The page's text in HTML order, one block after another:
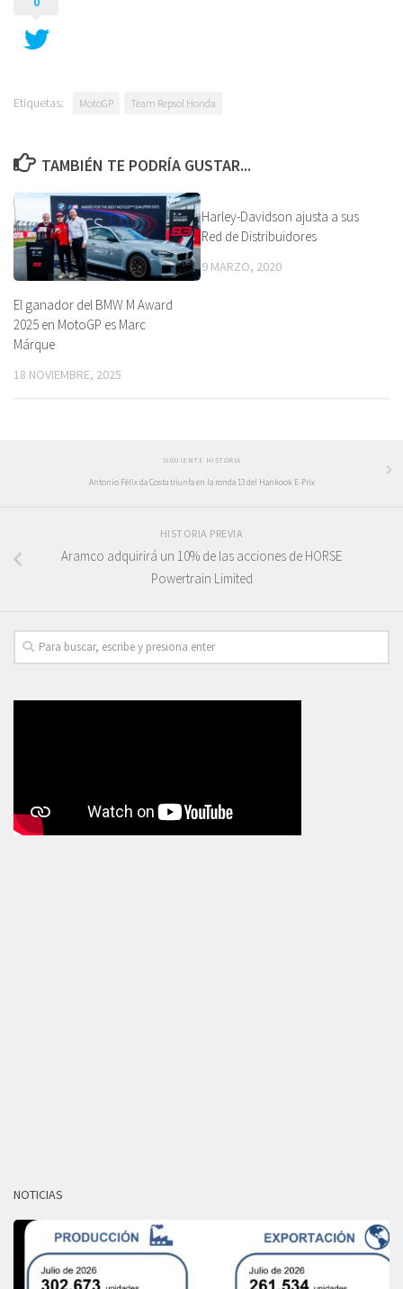
Etiquetas: MotoGP Team Repsol Honda
TAMBIÉN TE PODRÍA GUSTAR...
El ganador del BMW M Award
2025 en MotoGP es Marc
Márque
18 NOVIEMBRE, 2025
Harley-Davidson ajusta a sus
Red de Distribuidores
9 MARZO, 2020
SIGUIENTE HISTORIA
Antonio Félix da Costa triunfa en la ronda 13 del Hankook E-Prix
HISTORIA PREVIA
Aramco adquirirá un 10% de las acciones de HORSE
Powertrain Limited
NOTICIAS